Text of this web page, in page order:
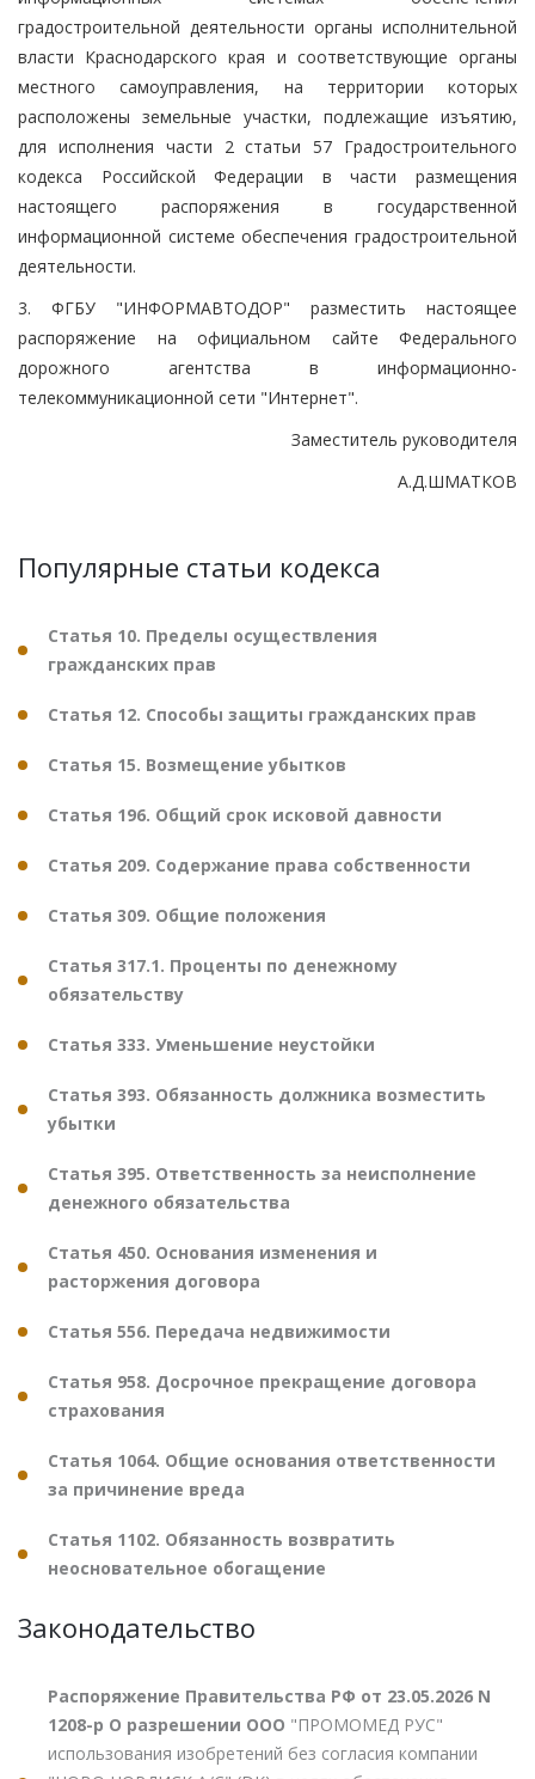
градостроительной деятельности органы исполнительной
власти Краснодарского края и соответствующие органы
местного самоуправления, на территории которых
расположены земельные участки, подлежащие изъятию,
для исполнения части 2 статьи 57 Градостроительного
кодекса Российской Федерации в части размещения
настоящего распоряжения в государственной
информационной системе обеспечения градостроительной
деятельности.
3. ФГБУ "ИНФОРМАВТОДОР" разместить настоящее
распоряжение на официальном сайте Федерального
дорожного агентства в информационно-
телекоммуникационной сети "Интернет".
Заместитель руководителя
А.Д.ШМАТКОВ
Популярные статьи кодекса
Статья 10. Пределы осуществления
гражданских прав
Статья 12. Способы защиты гражданских прав
Статья 15. Возмещение убытков
Статья 196. Общий срок исковой давности
Статья 209. Содержание права собственности
Статья 309. Общие положения
Статья 317.1. Проценты по денежному
обязательству
Статья 333. Уменьшение неустойки
Статья 393. Обязанность должника возместить
убытки
Статья 395. Ответственность за неисполнение
денежного обязательства
Статья 450. Основания изменения и
расторжения договора
Статья 556. Передача недвижимости
Статья 958. Досрочное прекращение договора
страхования
Статья 1064. Общие основания ответственности
за причинение вреда
Статья 1102. Обязанность возвратить
неосновательное обогащение
Законодательство
Распоряжение Правительства РФ от 23.05.2026 N
1208-р О разрешении ООО "ПРОМОМЕД РУС"
использования изобретений без согласия компании